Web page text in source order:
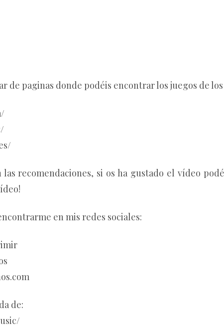
de paginas donde podéis encontrar los juegos de
las recomendaciones, si os ha gustado el vídeo
en mis redes sociales:
de: